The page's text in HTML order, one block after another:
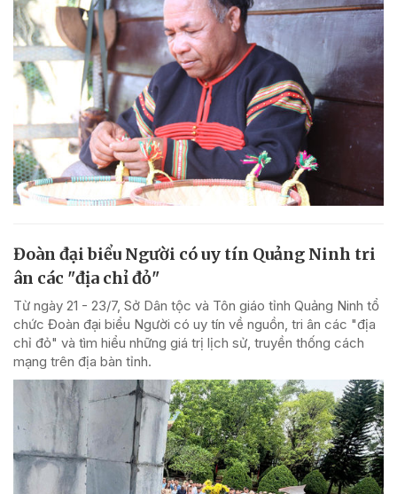
Đoàn đại biểu Người có uy tín Quảng Ninh tri
ân các "địa chỉ đỏ"
Từ ngày 21 - 23/7, Sở Dân tộc và Tôn giáo tỉnh Quảng Ninh tổ
chức Đoàn đại biểu Người có uy tín về nguồn, tri ân các "địa
chỉ đỏ" và tìm hiểu những giá trị lịch sử, truyền thống cách
mạng trên địa bàn tỉnh.